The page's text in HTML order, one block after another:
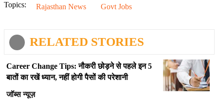
Topics: Rajasthan News Govt Jobs
RELATED STORIES
Career Change Tips: नौकरी छोड़ने से पहले इन 5
बातों का रखें ध्यान, नहीं होगी पैसों की परेशानी
जॉब्स न्यूज़